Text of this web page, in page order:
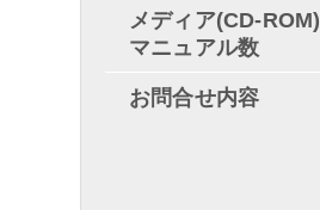
メディア(CD-ROM)
マニュアル数
お問合せ内容